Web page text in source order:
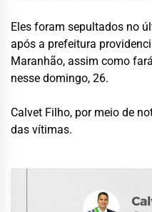
Eles foram sepultados no
após a prefeitura
Maranhão, assim como
nesse domingo, 26.
Calvet Filho, por meio de
das vítimas.